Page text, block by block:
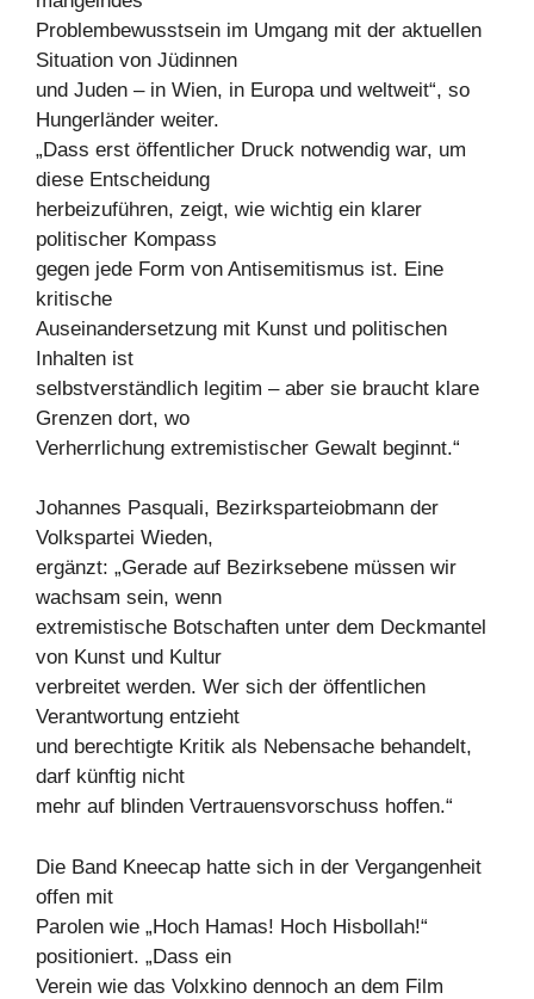
Problembewusstsein im Umgang mit der aktuellen
Situation von Jüdinnen
und Juden – in Wien, in Europa und weltweit“, so
Hungerländer weiter.
„Dass erst öffentlicher Druck notwendig war, um
diese Entscheidung
herbeizuführen, zeigt, wie wichtig ein klarer
politischer Kompass
gegen jede Form von Antisemitismus ist. Eine
kritische
Auseinandersetzung mit Kunst und politischen
Inhalten ist
selbstverständlich legitim – aber sie braucht klare
Grenzen dort, wo
Verherrlichung extremistischer Gewalt beginnt.“
Johannes Pasquali, Bezirksparteiobmann der
Volkspartei Wieden,
ergänzt: „Gerade auf Bezirksebene müssen wir
wachsam sein, wenn
extremistische Botschaften unter dem Deckmantel
von Kunst und Kultur
verbreitet werden. Wer sich der öffentlichen
Verantwortung entzieht
und berechtigte Kritik als Nebensache behandelt,
darf künftig nicht
mehr auf blinden Vertrauensvorschuss hoffen.“
Die Band Kneecap hatte sich in der Vergangenheit
offen mit
Parolen wie „Hoch Hamas! Hoch Hisbollah!“
positioniert. „Dass ein
Verein wie das Volxkino dennoch an dem Film